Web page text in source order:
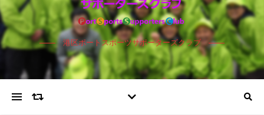
港区ポートスポーツサポーターズクラブ